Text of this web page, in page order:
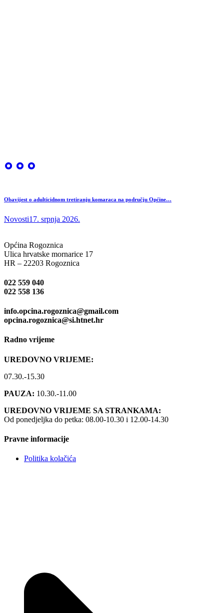
Obavijest o adulticidnom tretiranju komaraca na području Općine…
Novosti17. srpnja 2026.
Općina Rogoznica
Ulica hrvatske mornarice 17
HR – 22203 Rogoznica
022 559 040
022 558 136
info.opcina.rogoznica@gmail.com
opcina.rogoznica@si.htnet.hr
Radno vrijeme
UREDOVNO VRIJEME:
07.30.-15.30
PAUZA: 10.30.-11.00
UREDOVNO VRIJEME SA STRANKAMA:
Od ponedjeljka do petka: 08.00-10.30 i 12.00-14.30
Pravne informacije
Politika kolačića